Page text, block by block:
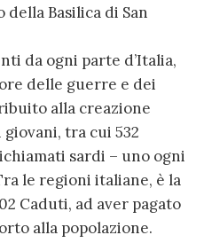
Basilica di San
da ogni parte d’Italia,
delle guerre e dei
alla creazione
tra cui 532
sardi – uno ogni
le regioni italiane, è la
Caduti, ad aver pagato
alla popolazione.